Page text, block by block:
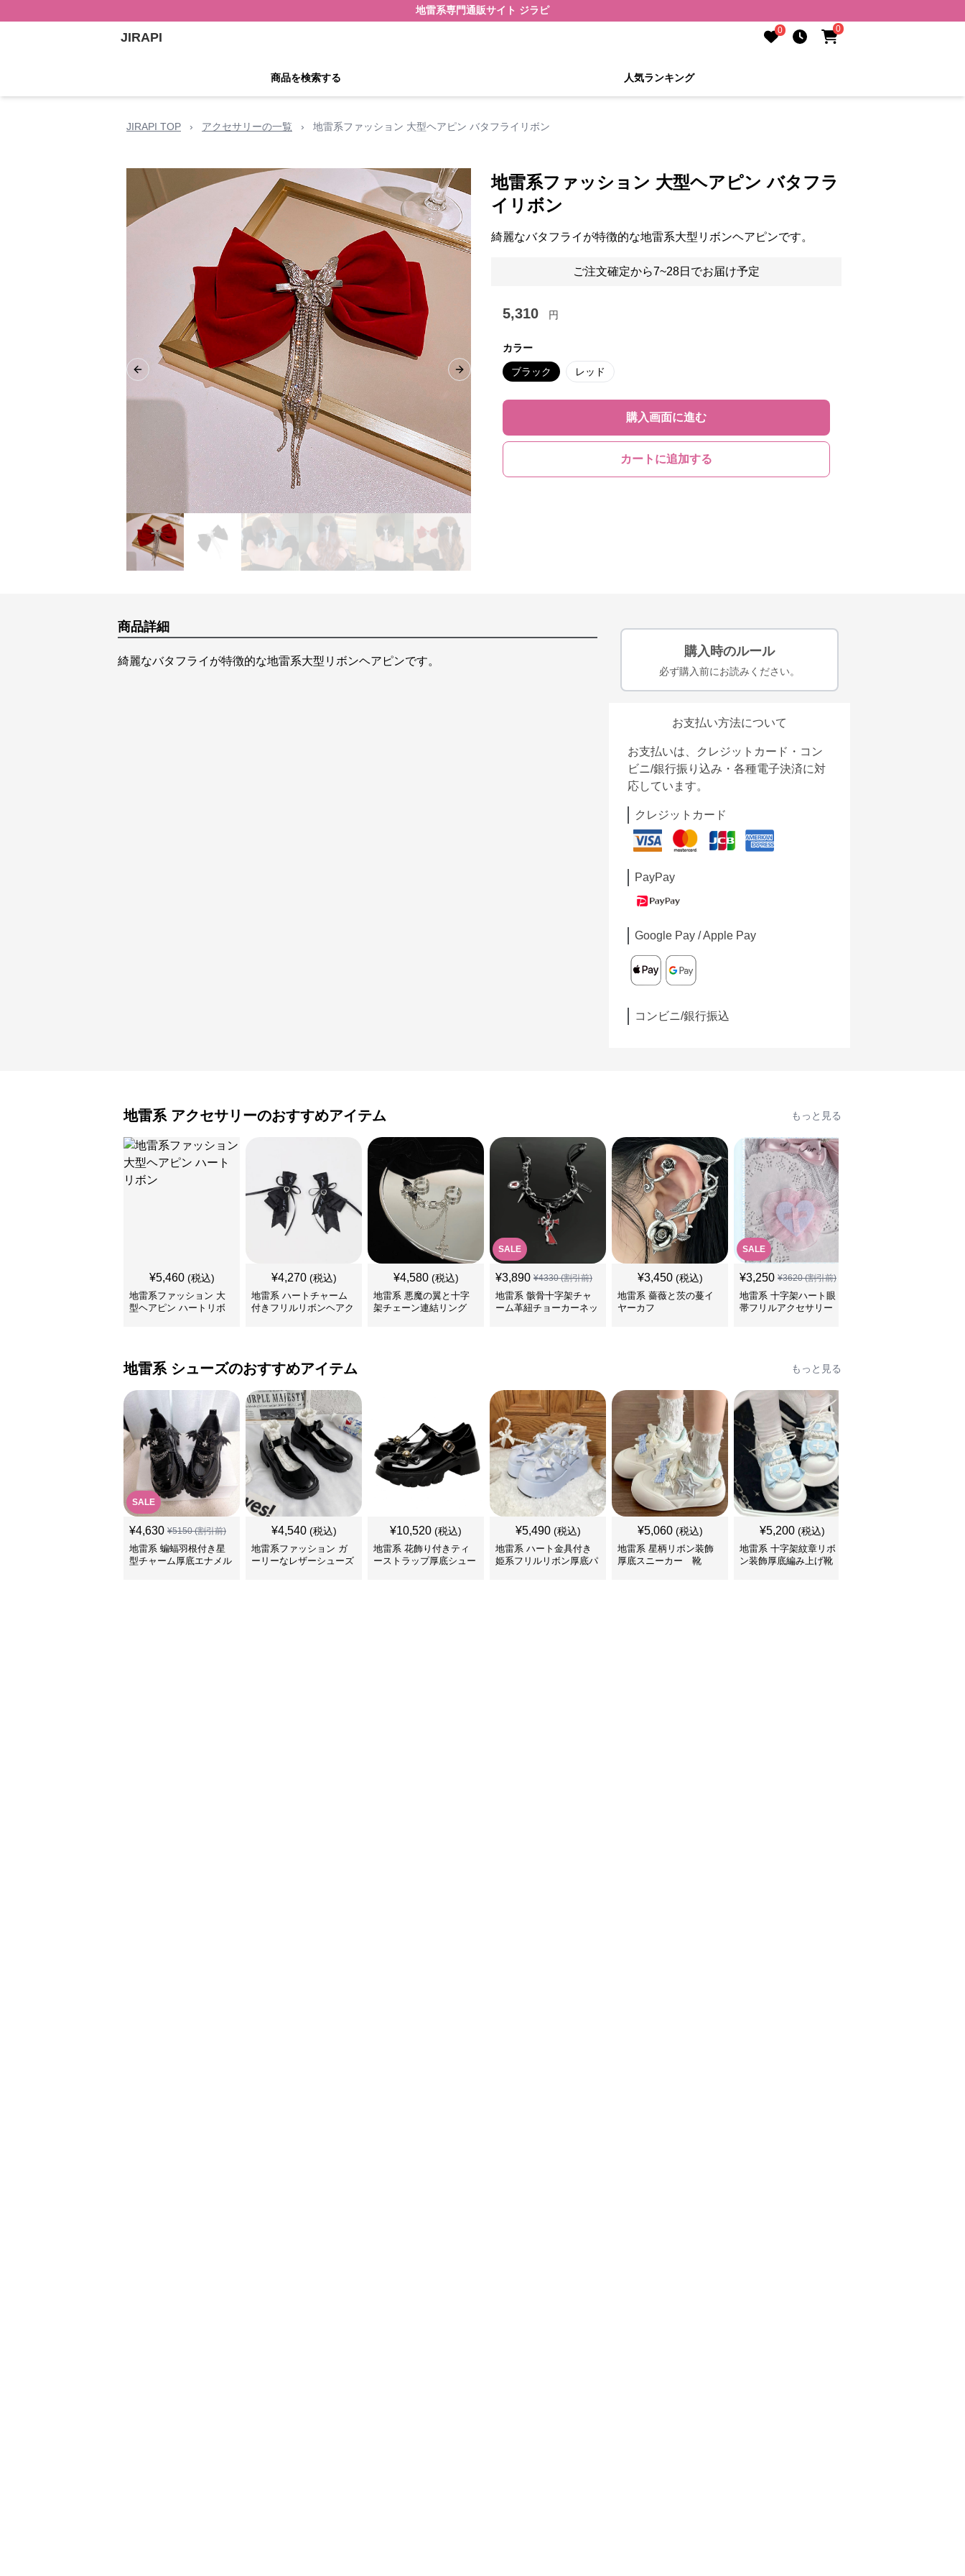
地雷系専門通販サイト ジラピ
JIRAPI 0 0
商品を検索する 人気ランキング
JIRAPI TOP › アクセサリーの一覧 › 地雷系ファッション 大型ヘアピン バタフライリボン
Previous slide Next slide
地雷系ファッション 大型ヘアピン バタフラ
イリボン
綺麗なバタフライが特徴的な地雷系大型リボンヘアピンです。
ご注文確定から7~28日でお届け予定
5,310 円
カラー
ブラック レッド
購入画面に進む
カートに追加する
商品詳細
綺麗なバタフライが特徴的な地雷系大型リボンヘアピンです。
購入時のルール
必ず購入前にお読みください。
お支払い方法について
お支払いは、クレジットカード・コン
ビニ/銀行振り込み・各種電子決済に対
応しています。
クレジットカード
PayPay
Google Pay / Apple Pay
コンビニ/銀行振込
地雷系 アクセサリーのおすすめアイテム もっと見る
¥5,460 (税込)
地雷系ファッション 大
型ヘアピン ハートリボ
¥4,270 (税込)
地雷系 ハートチャーム
付きフリルリボンヘアク
¥4,580 (税込)
地雷系 悪魔の翼と十字
架チェーン連結リング
SALE
¥3,890 ¥4330(割引前)
地雷系 骸骨十字架チャ
ーム革紐チョーカーネッ
¥3,450 (税込)
地雷系 薔薇と茨の蔓イ
ヤーカフ
SALE
¥3,250 ¥3620(割引前)
地雷系 十字架ハート眼
帯フリルアクセサリー
地雷系 シューズのおすすめアイテム もっと見る
SALE
¥4,630 ¥5150(割引前)
地雷系 蝙蝠羽根付き星
型チャーム厚底エナメル
¥4,540 (税込)
地雷系ファッション ガ
ーリーなレザーシューズ
¥10,520 (税込)
地雷系 花飾り付きティ
ーストラップ厚底シュー
¥5,490 (税込)
地雷系 ハート金具付き
姫系フリルリボン厚底パ
¥5,060 (税込)
地雷系 星柄リボン装飾
厚底スニーカー 靴
¥5,200 (税込)
地雷系 十字架紋章リボ
ン装飾厚底編み上げ靴